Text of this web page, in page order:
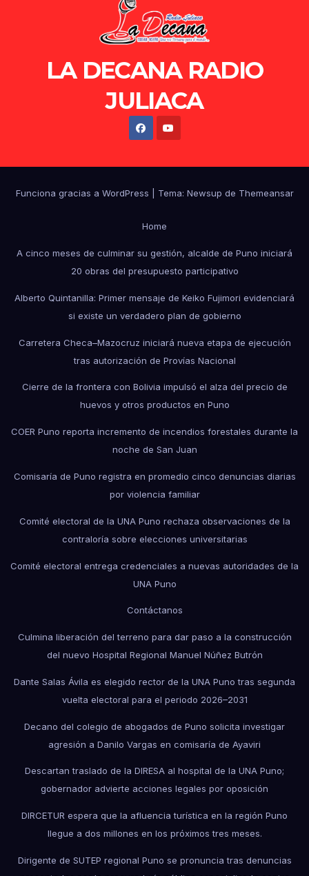
LA DECANA RADIO
JULIACA
Funciona gracias a WordPress Tema: Newsup de Themeansar
Home
A cinco meses de culminar su gestión, alcalde de Puno iniciará
20 obras del presupuesto participativo
Alberto Quintanilla: Primer mensaje de Keiko Fujimori evidenciará
si existe un verdadero plan de gobierno
Carretera Checa–Mazocruz iniciará nueva etapa de ejecución
tras autorización de Provías Nacional
Cierre de la frontera con Bolivia impulsó el alza del precio de
huevos y otros productos en Puno
COER Puno reporta incremento de incendios forestales durante la
noche de San Juan
Comisaría de Puno registra en promedio cinco denuncias diarias
por violencia familiar
Comité electoral de la UNA Puno rechaza observaciones de la
contraloría sobre elecciones universitarias
Comité electoral entrega credenciales a nuevas autoridades de la
UNA Puno
Contáctanos
Culmina liberación del terreno para dar paso a la construcción
del nuevo Hospital Regional Manuel Núñez Butrón
Dante Salas Ávila es elegido rector de la UNA Puno tras segunda
vuelta electoral para el periodo 2026–2031
Decano del colegio de abogados de Puno solicita investigar
agresión a Danilo Vargas en comisaría de Ayaviri
Descartan traslado de la DIRESA al hospital de la UNA Puno;
gobernador advierte acciones legales por oposición
DIRCETUR espera que la afluencia turística en la región Puno
llegue a dos millones en los próximos tres meses.
Dirigente de SUTEP regional Puno se pronuncia tras denuncias